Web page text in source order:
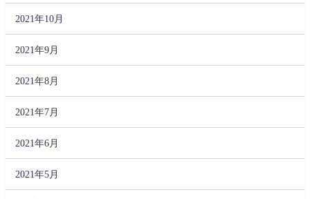
2021年10月
2021年9月
2021年8月
2021年7月
2021年6月
2021年5月